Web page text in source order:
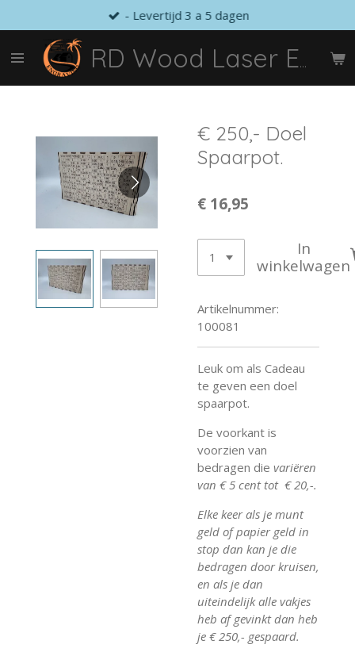
direct
naar
hoofdinhoud
RD Wood Laser Engraving
- Levertijd 3 a 5 dagen
€ 250,- Doel
Spaarpot.
€ 16,95
In
winkelwagen
Artikelnummer:
100081
Leuk om als Cadeau
te geven een doel
spaarpot.
De voorkant is
voorzien van
bedragen die variëren
van € 5 cent tot € 20,-.
Elke keer als je munt
geld of papier geld in
stop dan kan je die
bedragen door kruisen,
en als je dan
uiteindelijk alle vakjes
heb af gevinkt dan heb
je € 250,- gespaard.